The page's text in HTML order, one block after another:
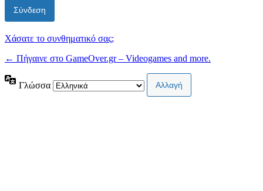
Χάσατε το συνθηματικό σας;
← Πήγαινε στο GameOver.gr – Videogames and more.
Γλώσσα